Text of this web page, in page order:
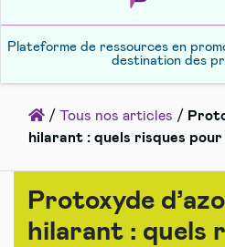
Plateforme de ressources en
destination des
Accueil
/ Tous nos articles /
hilarant : quels risques
Protoxyde
hilarant : quels